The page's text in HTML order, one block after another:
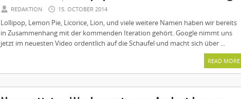
REDAKTION 15. OCTOBER 2014
Lollipop, Lemon Pie, Licorice, Lion, und viele weitere Namen haben wir bereits
in Zusammenhang mit der kommenden Iteration gehört. Google nimmt uns
jetzt im neuesten Video ordentlich auf die Schaufel und macht sich über ...
READ MORE